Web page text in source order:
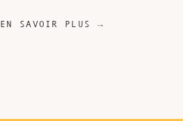
EN SAVOIR PLUS →